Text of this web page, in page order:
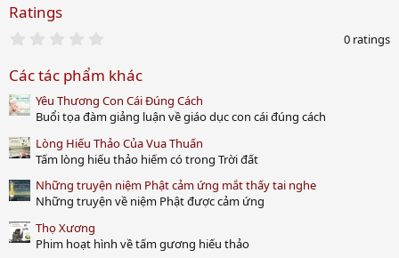
Ratings
0
t
a
(
s
)
0 ratings
Các tác phẩm khác
Yêu Thương Con Cái Đúng Cách
Buổi tọa đàm giảng luận về giáo dục con cái đúng cách
Lòng Hiếu Thảo Của Vua Thuấn
Tấm lòng hiếu thảo hiếm có trong Trời đất
Những truyện niệm Phật cảm ứng mắt thấy tai nghe
Những truyện về niệm Phật được cảm ứng
Thọ Xương
Phim hoạt hình về tấm gương hiếu thảo